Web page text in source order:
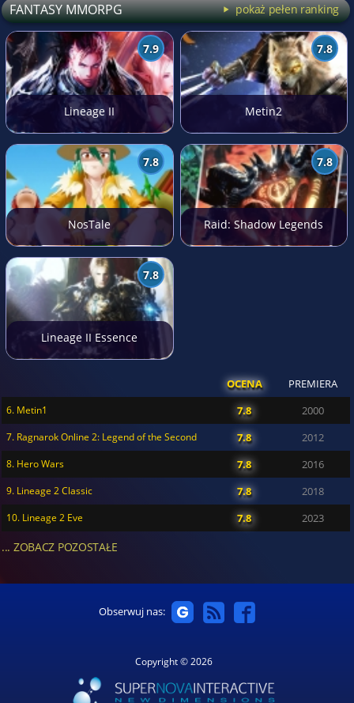
FANTASY MMORPG pokaż pełen ranking
7.9
Lineage II
7.8
Metin2
7.8
NosTale
7.8
Raid: Shadow Legends
7.8
Lineage II Essence
OCENA PREMIERA
6. Metin1 7.8 2000
7. Ragnarok Online 2: Legend of the Second 7.8 2012
8. Hero Wars 7.8 2016
9. Lineage 2 Classic 7.8 2018
10. Lineage 2 Eve 7.8 2023
... ZOBACZ POZOSTAŁE
Obserwuj nas:
Copyright © 2026